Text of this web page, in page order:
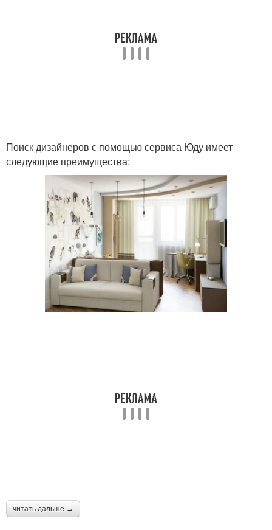
Поиск дизайнеров с помощью сервиса Юду имеет
следующие преимущества:
читать дальше →